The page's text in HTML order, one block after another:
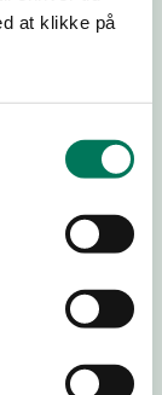
at klikke på